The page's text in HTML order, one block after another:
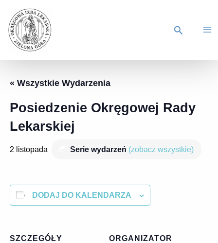
« Wszystkie Wydarzenia
Posiedzenie Okręgowej Rady
Lekarskiej
2 listopada Serie wydarzeń (zobacz wszystkie)
DODAJ DO KALENDARZA
SZCZEGÓŁY
ORGANIZATOR